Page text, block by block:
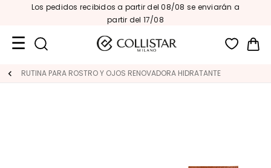
Los pedidos recibidos a partir del 08/08 se enviarán a
partir del 17/08
Mi
Formatos
RUTINA PARA ROSTRO Y OJOS RENOVADORA HIDRATANTE